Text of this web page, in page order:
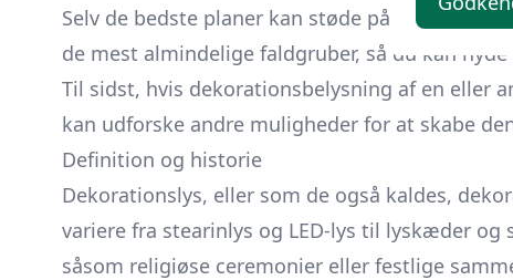
Selv de bedste planer kan støde på problemer,
de mest almindelige faldgruber, så du kan
Til sidst, hvis dekorationsbelysning af en eller
kan udforske andre muligheder for at skabe
Definition og historie
Dekorationslys, eller som de også kaldes,
variere fra stearinlys og LED-lys til lyskæder
såsom religiøse ceremonier eller festlige